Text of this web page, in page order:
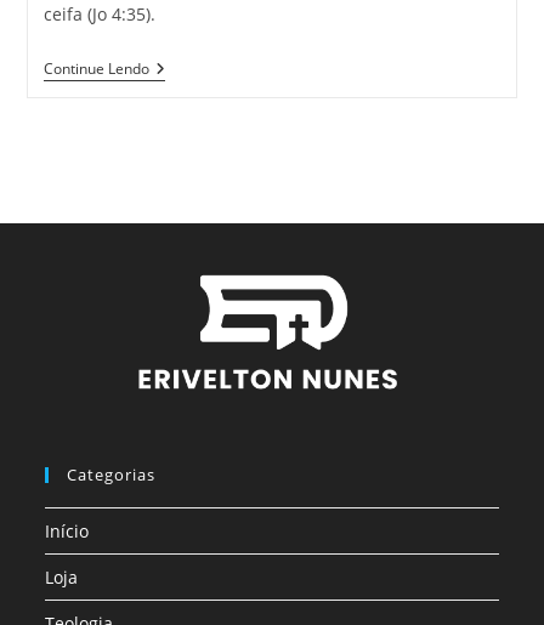
ceifa (Jo 4:35).
Continue Lendo
Categorias
Início
Loja